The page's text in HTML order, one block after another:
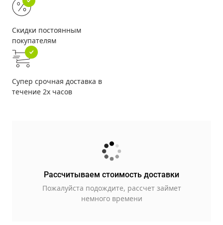
Скидки постоянным
покупателям
Супер срочная доставка в
течение 2х часов
Рассчитываем стоимость доставки
Пожалуйста подождите, рассчет займет
немного времени